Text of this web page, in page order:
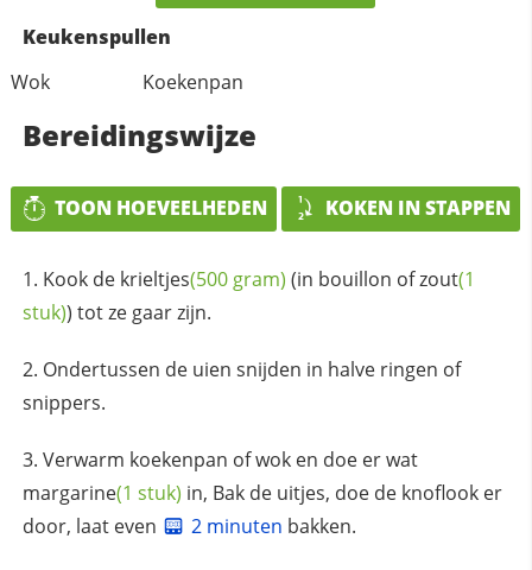
Keukenspullen
Wok
Koekenpan
Bereidingswijze
TOON HOEVEELHEDEN KOKEN IN STAPPEN
Kook de krieltjes(500 gram) (in bouillon ofzout(1
stuk)) tot ze gaar zijn.
Ondertussen de uien snijden in halve ringen of
snippers.
Verwarm koekenpan of wok en doe er wat
margarine(1 stuk) in, Bak de uitjes, doe de knoflook er
door, laat even
2 minuten bakken.